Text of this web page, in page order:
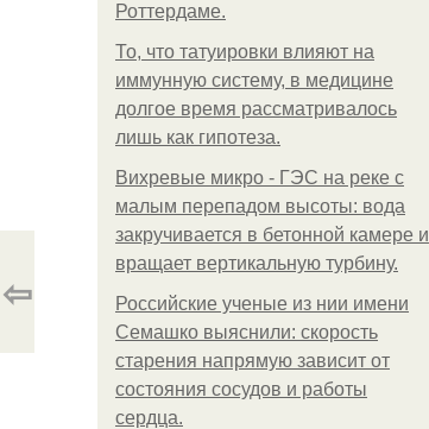
Роттердаме.
То, что татуировки влияют на
иммунную систему, в медицине
долгое время рассматривалось
лишь как гипотеза.
Вихревые микро - ГЭС на реке с
малым перепадом высоты: вода
закручивается в бетонной камере и
вращает вертикальную турбину.
Российские ученые из нии имени
Семашко выяснили: скорость
старения напрямую зависит от
состояния сосудов и работы
сердца.
⇦